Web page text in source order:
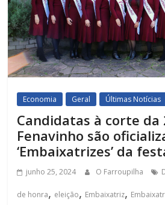
Economia Geral Últimas Notícias
Candidatas à corte da
Fenavinho são
‘Embaixatrizes’ da
junho 25, 2024 O Farroupilha
de honra, eleição, Embaixatriz,